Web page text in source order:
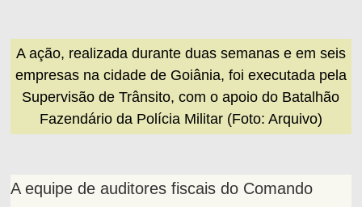
A ação, realizada durante duas semanas e em seis
empresas na cidade de Goiânia, foi executada pela
Supervisão de Trânsito, com o apoio do Batalhão
Fazendário da Polícia Militar (Foto: Arquivo)
A equipe de auditores fiscais do Comando